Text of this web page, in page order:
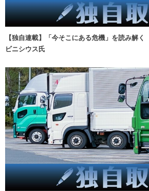
【独自連載】「今そこにある危機」を読み解
ビニシウス氏